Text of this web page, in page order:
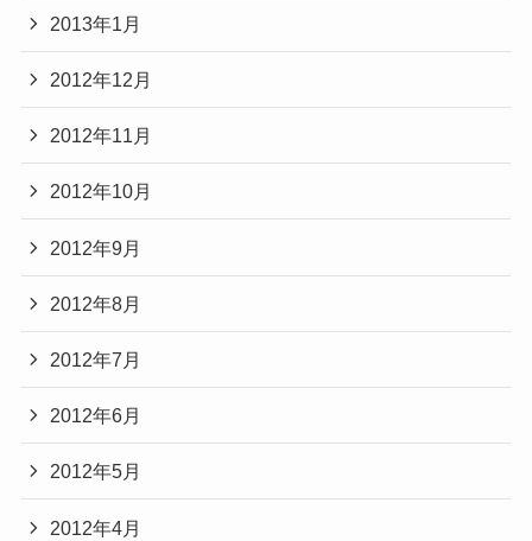
2013年1月
2012年12月
2012年11月
2012年10月
2012年9月
2012年8月
2012年7月
2012年6月
2012年5月
2012年4月